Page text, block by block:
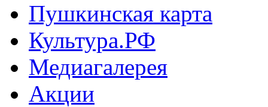
Пушкинская карта
Культура.РФ
Медиагалерея
Акции